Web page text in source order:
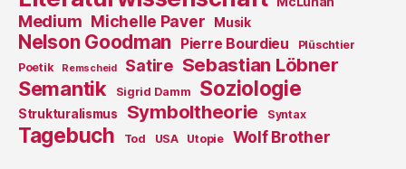
Medium Michelle Paver Musik
Nelson Goodman Pierre Bourdieu
Plüschtier
Poetik
Remscheid Satire Sebastian Löbner
Semantik Sigrid Damm Soziologie
Strukturalismus Symboltheorie Syntax
Tagebuch Tod USA Utopie Wolf Brother